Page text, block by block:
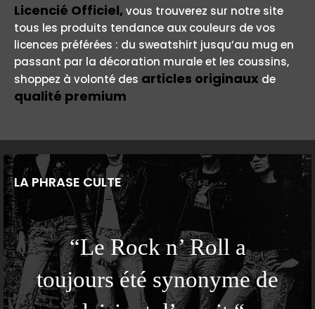
Licencié Officiel, vous trouverez sur notre site
tous les produits tendance aux couleurs de vos
licences préférées : du sweatshirt jusqu’au mug en
passant par la décoration murale et les coussins,
shoppez à volonté des articles originaux de
qualité premium
LA PHRASE CULTE
“Le Rock n’ Roll a
toujours été synonyme de